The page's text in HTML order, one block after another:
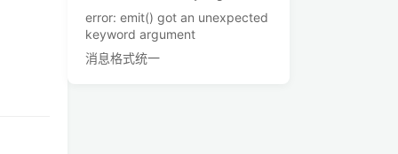
error: emit() got an unexpected
keyword argument
消息格式统一